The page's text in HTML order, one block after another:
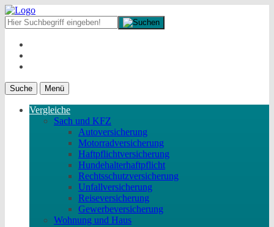
Suche Menü
Vergleiche
Sach und KFZ
Autoversicherung
Motorradversicherung
Haftpflichtversicherung
Hundehalterhaftpflicht
Rechtsschutzversicherung
Unfallversicherung
Reiseversicherung
Gewerbeversicherung
Wohnung und Haus